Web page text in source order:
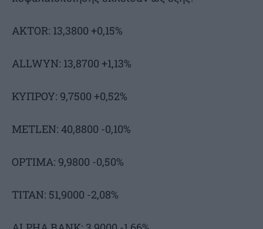
AKTOR: 13,3800 +0,15%
ALLWYN: 13,8700 +1,13%
ΚΥΠΡΟΥ: 9,7500 +0,52%
METLEN: 40,8800 -0,10%
OPTIMA: 9,9800 -0,50%
ΤΙΤΑΝ: 51,9000 -2,08%